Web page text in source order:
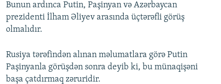
Bunun ardınca Putin, Paşinyan və Azərbaycan
prezidenti İlham Əliyev arasında üçtərəfli görüş
olmalıdır.
Rusiya tərəfindən alınan məlumatlara görə Putin
Paşinyanla görüşdən sonra deyib ki, bu münaqişəni
başa çatdırmaq zəruridir.